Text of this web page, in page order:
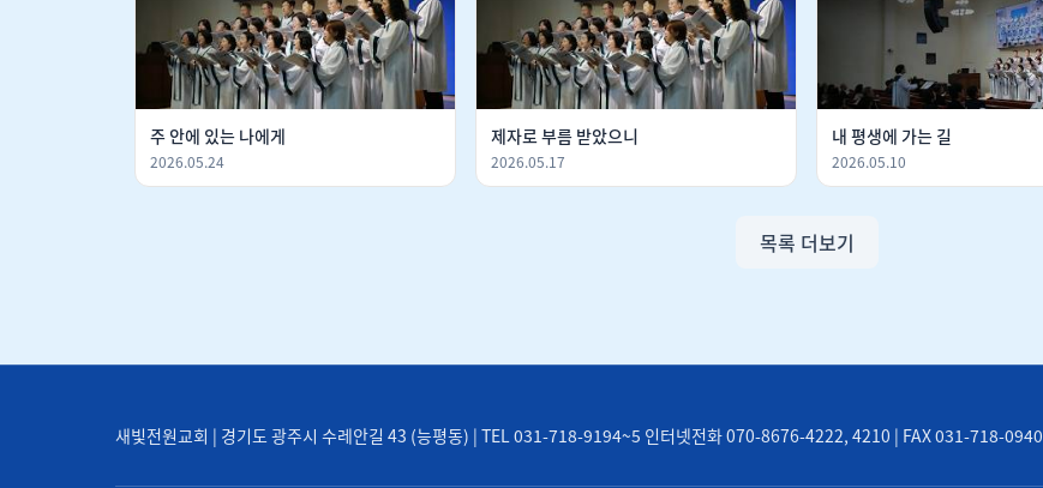
주 안에 있는 나에게
2026.05.24
제자로 부름 받았으니
2026.05.17
내 평생에 가는 길
2026.05.10
목록 더보기
새빛전원교회 | 경기도 광주시 수레안길 43 (능평동) | TEL 031-718-9194~5 인터넷전화 070-8676-4222, 4210 | FAX 031-718-0940